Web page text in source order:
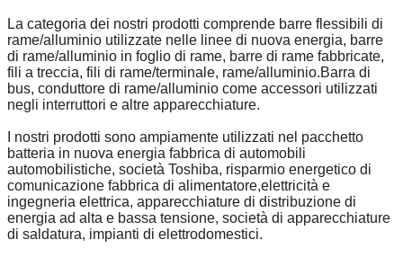
La categoria dei nostri prodotti comprende barre flessibili di
rame/alluminio utilizzate nelle linee di nuova energia, barre
di rame/alluminio in foglio di rame, barre di rame fabbricate,
fili a treccia, fili di rame/terminale, rame/alluminio.Barra di
bus, conduttore di rame/alluminio come accessori utilizzati
negli interruttori e altre apparecchiature.
I nostri prodotti sono ampiamente utilizzati nel pacchetto
batteria in nuova energia fabbrica di automobili
automobilistiche, società Toshiba, risparmio energetico di
comunicazione fabbrica di alimentatore,elettricità e
ingegneria elettrica, apparecchiature di distribuzione di
energia ad alta e bassa tensione, società di apparecchiature
di saldatura, impianti di elettrodomestici.